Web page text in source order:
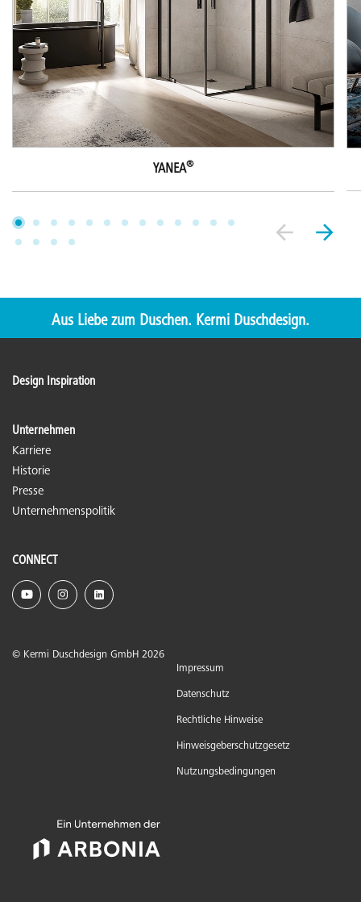
YANEA®
Aus Liebe zum Duschen. Kermi Duschdesign.
Design Inspiration
Unternehmen
Karriere
Historie
Presse
Unternehmenspolitik
CONNECT
© Kermi Duschdesign GmbH 2026
Impressum
Datenschutz
Rechtliche Hinweise
Hinweisgeberschutzgesetz
Nutzungsbedingungen